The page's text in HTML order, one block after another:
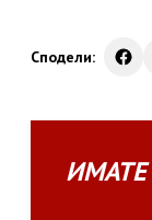
Сподели:
ИМАТЕ